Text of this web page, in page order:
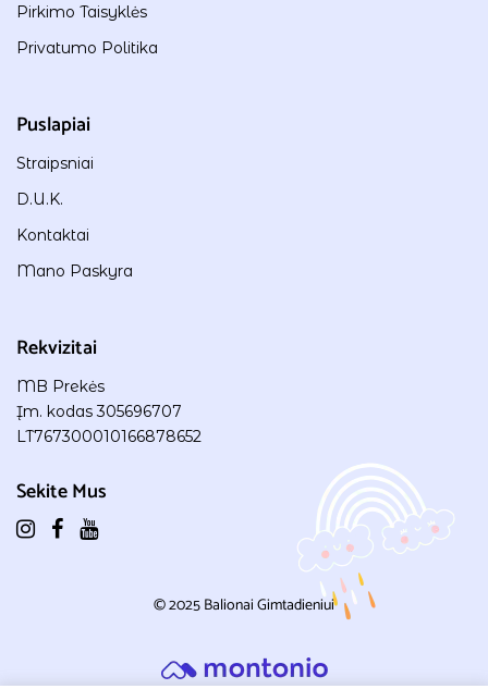
Pirkimo Taisyklės
Privatumo Politika
Puslapiai
Straipsniai
D.U.K.
Kontaktai
Mano Paskyra
Rekvizitai
MB Prekės
Įm. kodas 305696707
LT767300010166878652
Sekite Mus
© 2025Balionai Gimtadieniui